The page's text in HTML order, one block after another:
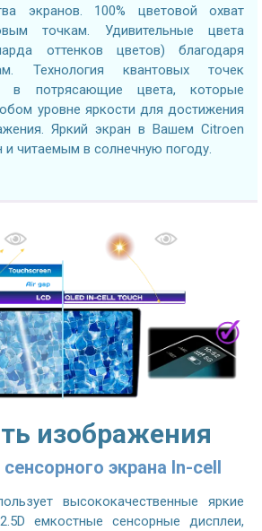
экранов. 100% цветовой охват
точкам. Удивительные цвета
оттенков цветов) благодаря
Технология квантовых точек
в потрясающие цвета, которые
уровне яркости для достижения
Яркий экран в Вашем Citroen
и читаемым в солнечную погоду.
изображения
экрана In-cell
высококачественные яркие
емкостные сенсорные дисплеи,